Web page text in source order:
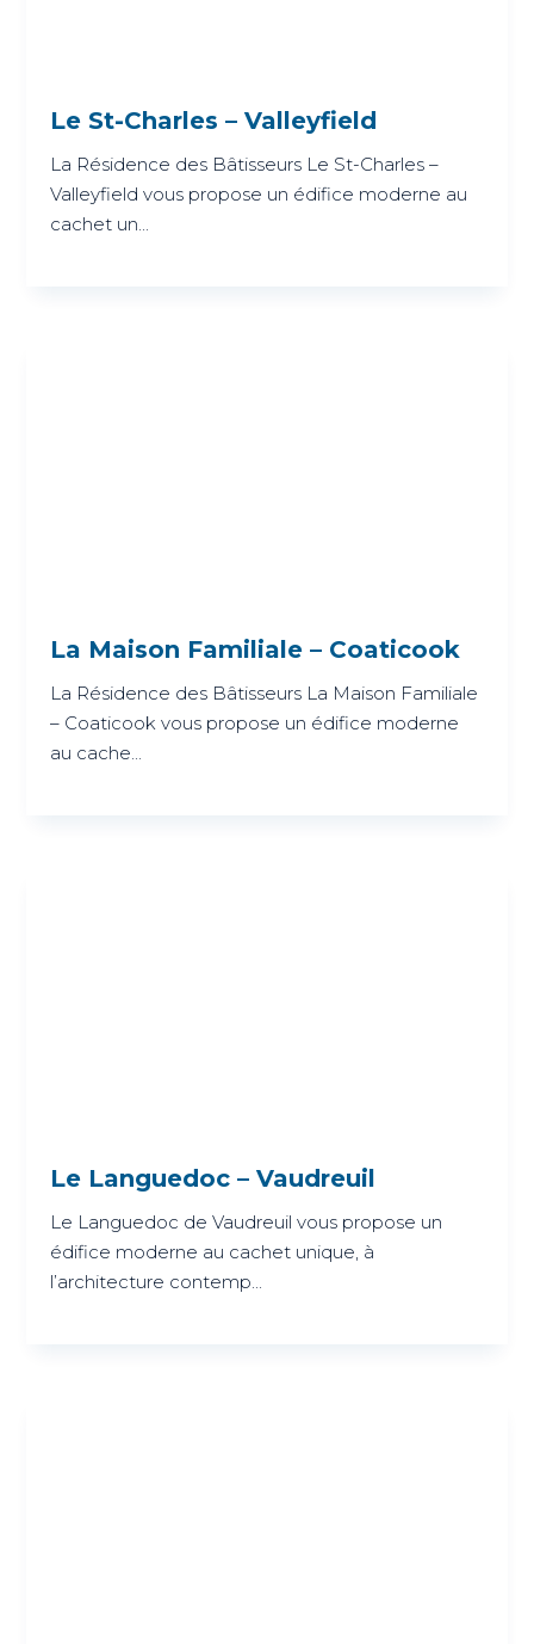
Le St-Charles – Valleyfield
La Résidence des Bâtisseurs Le St-Charles –
Valleyfield vous propose un édifice moderne au
cachet un...
La Maison Familiale – Coaticook
La Résidence des Bâtisseurs La Maison Familiale
– Coaticook vous propose un édifice moderne
au cache...
Le Languedoc – Vaudreuil
Le Languedoc de Vaudreuil vous propose un
édifice moderne au cachet unique, à
l’architecture contemp...